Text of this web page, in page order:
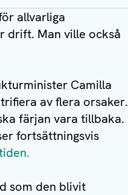
allvarliga
drift. Man ville också
Camilla
av flera orsaker.
färjan vara tillbaka.
fortsättningsvis
som den blivit